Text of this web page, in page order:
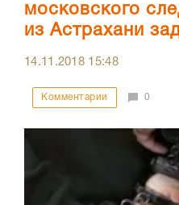
московского
из Астрахани
14.11.2018 15:48
Комментарии 0